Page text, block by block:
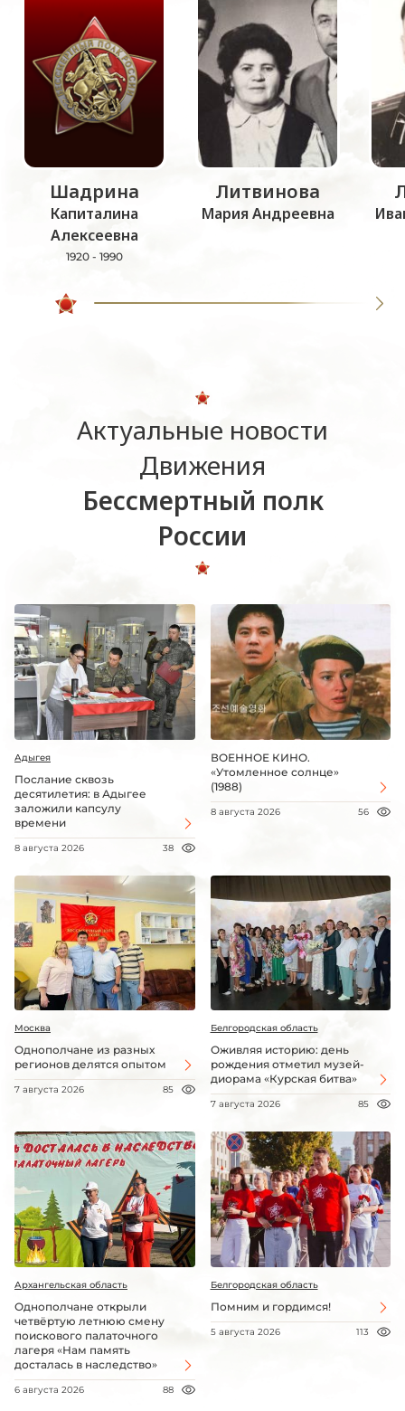
Шадрина
Капиталина
Алексеевна
1920 - 1990
Литвинова
Мария Андреевна
Актуальные новости
Движения
Бессмертный полк
России
Адыгея
Послание сквозь
десятилетия: в Адыгее
заложили капсулу
времени
8 августа 2026 38
ВОЕННОЕ КИНО.
«Утомленное солнце»
(1988)
8 августа 2026 56
Москва
Однополчане из разных
регионов делятся опытом
7 августа 2026 85
Белгородская область
Оживляя историю: день
рождения отметил музей-
диорама «Курская битва»
7 августа 2026 85
Архангельская область
Однополчане открыли
четвёртую летнюю смену
поискового палаточного
лагеря «Нам память
досталась в наследство»
6 августа 2026 88
Белгородская область
Помним и гордимся!
5 августа 2026 113